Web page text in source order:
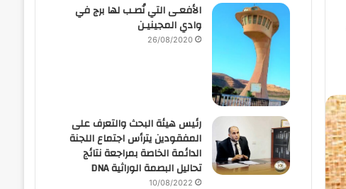
الأفعـى التي نُصـب لها برج في
وادي المجينيـن
26/08/2020
رئيس هيئة البحث والتعرف على
المفقودين يترأس اجتماع اللجنة
الدائمة الخاصة بمراجعة نتائج
تحاليل البصمة الوراثية DNA
10/08/2022